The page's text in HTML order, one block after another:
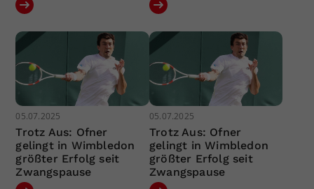
05.07.2025
Trotz Aus: Ofner
gelingt in Wimbledon
größter Erfolg seit
Zwangspause
05.07.2025
Trotz Aus: Ofner
gelingt in Wimbledon
größter Erfolg seit
Zwangspause